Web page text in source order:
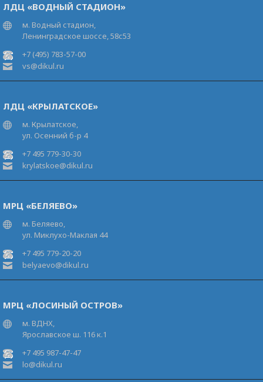
ЛДЦ «ВОДНЫЙ СТАДИОН»
м. Водный стадион,
Ленинградское шоссе, 58с53
+7 (495) 783-57-00
vs@dikul.ru
ЛДЦ «КРЫЛАТСКОЕ»
м. Крылатское,
ул. Осенний б-р 4
+7 495 779-30-30
krylatskoe@dikul.ru
МРЦ «БЕЛЯЕВО»
м. Беляево,
ул. Миклухо-Маклая 44
+7 495 779-20-20
belyaevo@dikul.ru
МРЦ «ЛОСИНЫЙ ОСТРОВ»
м. ВДНХ,
Ярославское ш. 116 к.1
+7 495 987-47-47
lo@dikul.ru